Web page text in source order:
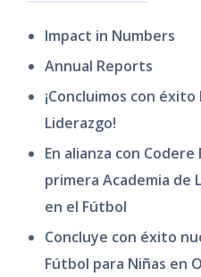
Impact in Numbers
Annual Reports
¡Concluimos con
Liderazgo!
En alianza con
primera Academia de
en el Fútbol
Concluye con éxito
Fútbol para Niñas en